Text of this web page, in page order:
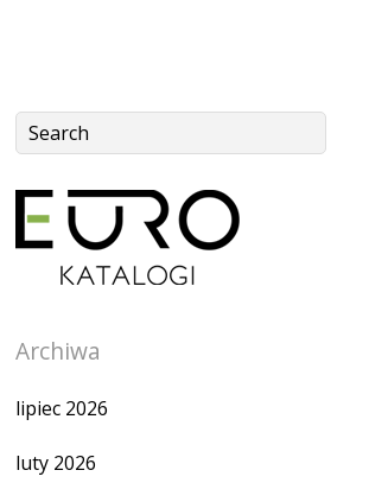
Archiwa
lipiec 2026
luty 2026